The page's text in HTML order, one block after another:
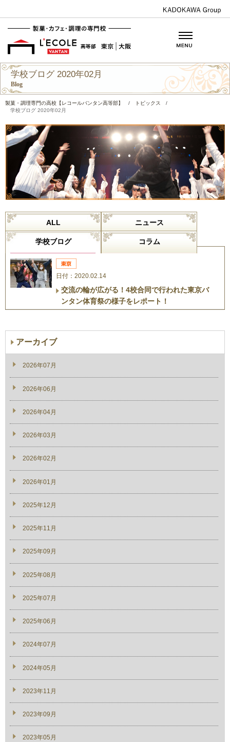
学校ブログ 2020年02月
Blog
製菓・調理専門の高校【レコールバンタン高等部】 / トピックス
/
学校ブログ 2020年02月
ALL ニュース
学校ブログ コラム
日付：2020.02.14
交流の輪が広がる！4校合同で行われた東京バ
ンタン体育祭の様子をレポート！
アーカイブ
2026年07月
2026年06月
2026年04月
2026年03月
2026年02月
2026年01月
2025年12月
2025年11月
2025年09月
2025年08月
2025年07月
2025年06月
2024年07月
2024年05月
2023年11月
2023年09月
2023年05月